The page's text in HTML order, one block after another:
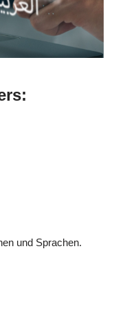
und Sprachen.